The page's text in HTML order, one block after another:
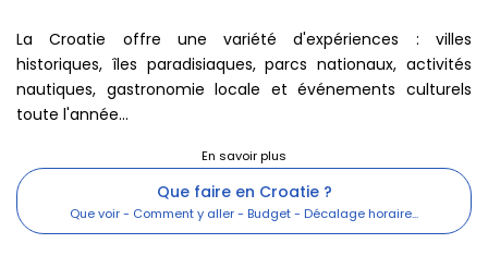
La Croatie offre une variété d'expériences : villes
historiques, îles paradisiaques, parcs nationaux, activités
nautiques, gastronomie locale et événements culturels
toute l'année...
Que faire en Croatie ?